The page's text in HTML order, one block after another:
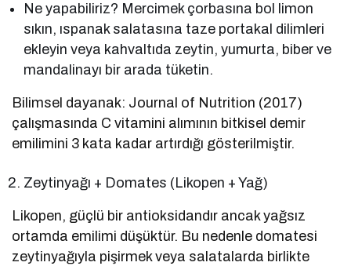
Ne yapabiliriz? Mercimek çorbasına bol limon
sıkın, ıspanak salatasına taze portakal dilimleri
ekleyin veya kahvaltıda zeytin, yumurta, biber ve
mandalinayı bir arada tüketin.
Bilimsel dayanak: Journal of Nutrition (2017)
çalışmasında C vitamini alımının bitkisel demir
emilimini 3 kata kadar artırdığı gösterilmiştir.
Zeytinyağı + Domates (Likopen + Yağ)
Likopen, güçlü bir antioksidandır ancak yağsız
ortamda emilimi düşüktür. Bu nedenle domatesi
zeytinyağıyla pişirmek veya salatalarda birlikte